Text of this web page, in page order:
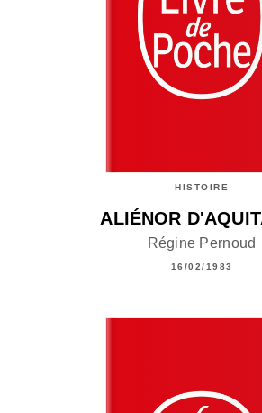
HISTOIRE
ALIÉNOR
Régine Pernoud
16/02/1983